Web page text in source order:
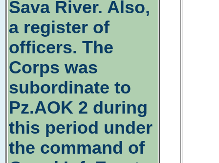
Sava River. Also,
a register of
officers. The
Corps was
subordinate to
Pz.AOK 2 during
this period under
the command of